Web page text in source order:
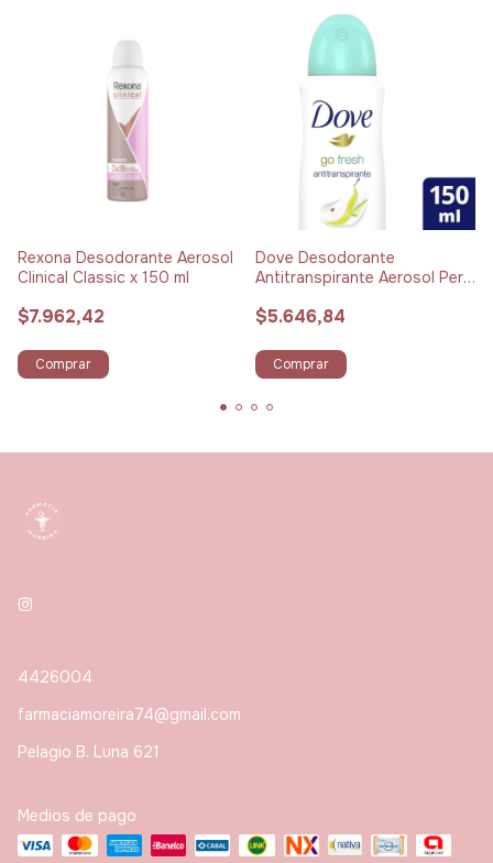
Rexona Desodorante Aerosol
Clinical Classic x 150 ml
$7.962,42
Comprar
Dove Desodorante
Antitranspirante Aerosol Pera
$5.646,84
Comprar
4426004
farmaciamoreira74@gmail.com
Pelagio B. Luna 621
Medios de pago